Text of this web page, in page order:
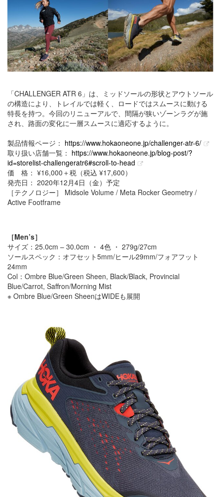
「CHALLENGER ATR 6」は、ミッドソールの形状とアウトソール
の構造により、トレイルでは軽く、ロードではスムースに動ける
特長を持つ。今回のリニューアルで、間隔が狭いゾーンラグが施
され、路面の変化に一層スムースに適応するように。
製品情報ページ： https://www.hokaoneone.jp/challenger-atr-6/
取り扱い店舗一覧： https://www.hokaoneone.jp/blog-post/?
id=storelist-challengeratr6#scroll-to-head
価 格： ¥16,000＋税（税込 ¥17,600）
発売日： 2020年12月4日（金）予定
［テクノロジー］ Midsole Volume / Meta Rocker Geometry /
Active Footframe
［Men’s］
サイズ：25.0cm – 30.0cm ・ 4色 ・ 279g/27cm
ソールスペック：オフセット5mm/ヒール29mm/フォアフット
24mm
Col：Ombre Blue/Green Sheen, Black/Black, Provincial
Blue/Carrot, Saffron/Morning Mist
※ Ombre Blue/Green SheenはWIDEも展開